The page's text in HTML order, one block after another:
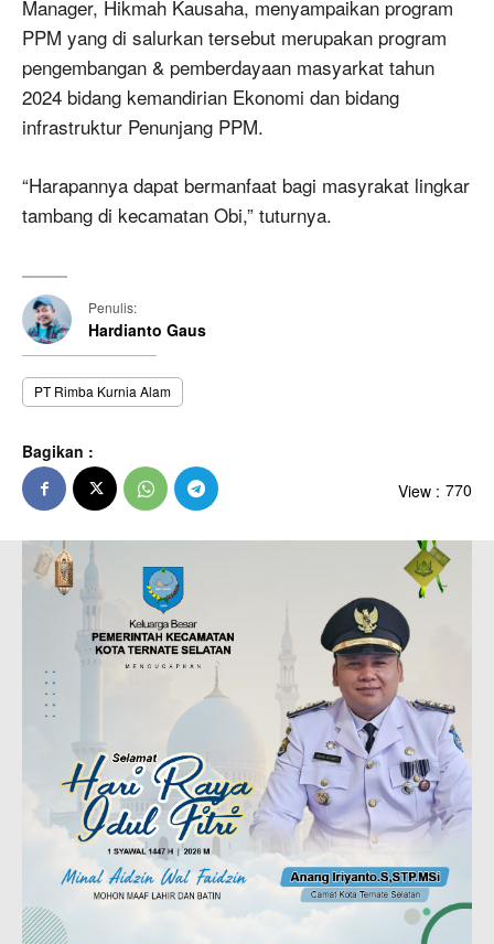
Manager, Hikmah Kausaha, menyampaikan program
PPM yang di salurkan tersebut merupakan program
pengembangan & pemberdayaan masyarkat tahun
2024 bidang kemandirian Ekonomi dan bidang
infrastruktur Penunjang PPM.
“Harapannya dapat bermanfaat bagi masyrakat lingkar
tambang di kecamatan Obi,” tuturnya.
Penulis:
Hardianto Gaus
PT Rimba Kurnia Alam
Bagikan :
View : 770